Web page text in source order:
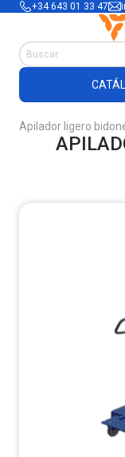
+34 643 01 33 47
Apilador ligero